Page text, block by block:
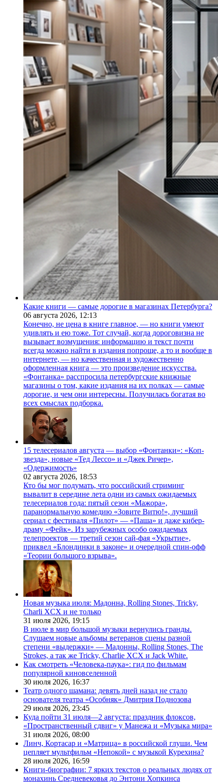
Какие книги — самые дорогие в магазинах Петербурга?
06 августа 2026, 12:13
Конечно, не цена в книге главное, — но книги умеют
удивлять и ею тоже. Тот случай, когда дороговизна не
вызывает возмущения: информацию и текст почти
всегда можно найти в издания попроще, а то и вообще в
интернете, — но качественная и художественно
оформленная книга — это произведение искусства.
«Фонтанка» расспросила петербургские книжные
магазины о том, какие издания на их полках — самые
дорогие, и чем они интересны. Получилась богатая во
всех смыслах подборка.
15 телесериалов августа — выбор «Фонтанки»: «Коп-
звезда», новые «Тед Лессо» и «Джек Ричер»,
«Одержимость»
02 августа 2026, 18:53
Кто бы мог подумать, что российский стриминг
вывалит в середине лета одни из самых ожидаемых
телесериалов года: пятый сезон «Мажора»,
паранормальную комедию «Зовите Витю!», лучший
сериал с фестиваля «Пилот» — «Паша» и даже кибер-
драму «Фейк». Из зарубежных особо ожидаемых
телепроектов — третий сезон сай-фая «Укрытие»,
приквел «Блондинки в законе» и очередной спин-офф
«Теории большого взрыва».
Новая музыка июля: Мадонна, Rolling Stones, Tricky,
Charli XCX и не только
31 июля 2026, 19:15
В июле в мир большой музыки вернулись гранды.
Слушаем новые альбомы ветеранов сцены разной
степени «выдержки» — Мадонны, Rolling Stones, The
Strokes, а так же Tricky, Charlie XCX и Jack White.
Как смотреть «Человека-паука»: гид по фильмам
популярной киновселенной
30 июля 2026, 16:37
Театр одного шамана: девять дней назад не стало
основателя театра «Особняк» Дмитрия Поднозова
29 июля 2026, 23:45
Куда пойти 31 июля—2 августа: праздник флоксов,
«Пространственный сдвиг» у Манежа и «Музыка мира»
31 июля 2026, 08:00
Линч, Кортасар и «Матрица» в российской глуши. Чем
цепляет мультфильм «Непокой» с музыкой Курехина?
28 июля 2026, 16:59
Книги-биографии: 7 ярких текстов о реальных людях от
монахинь Средневековья до Энтони Хопкинса